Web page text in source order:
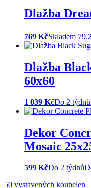
Dlažba
769 KčSkladem
Dlažba
60x60
1 039 KčDo 2 týdnů
Dekor
Mosaic
599 KčDo 2 týdnů
50 vystavených koupelen